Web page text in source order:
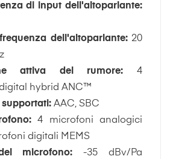
di input dell'altoparlante:
dell'altoparlante:20
attiva del rumore: 4
hybrid ANC™
AAC, SBC
4 microfoni analogici
digitali MEMS
microfono: -35 dBv/Pa